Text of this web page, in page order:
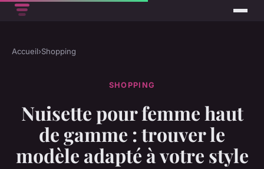
Accueil›Shopping
SHOPPING
Nuisette pour femme haut
de gamme : trouver le
modèle adapté à votre style